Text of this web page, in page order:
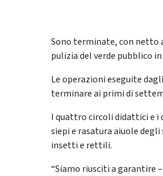
Sono terminate, con netto
pulizia del verde pubblico
Le operazioni eseguite
terminare ai primi di
I quattro circoli didattici e
siepi e rasatura aiuole
insetti e rettili.
“Siamo riusciti a garantire